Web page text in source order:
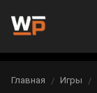
Новости
Вы здесь:
Главная Игры